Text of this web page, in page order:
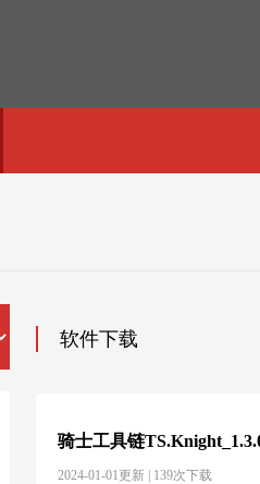
软件下载
骑士工具链
2024-01-01更新 | 139次下载